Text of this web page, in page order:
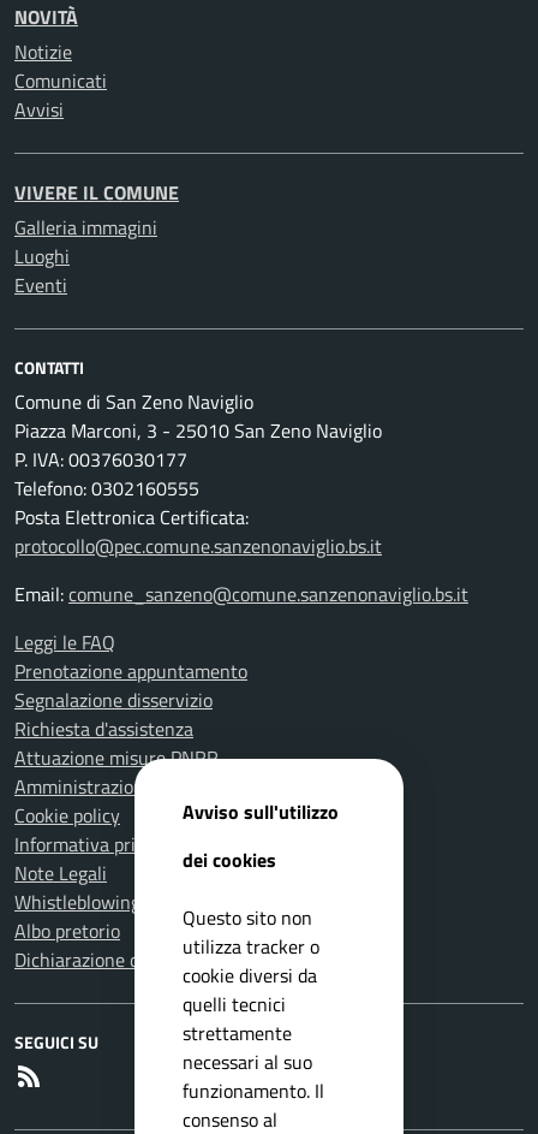
NOVITÀ
Notizie
Comunicati
Avvisi
VIVERE IL COMUNE
Galleria immagini
Luoghi
Eventi
CONTATTI
Comune di San Zeno Naviglio
Piazza Marconi, 3 - 25010 San Zeno Naviglio
P. IVA: 00376030177
Telefono: 0302160555
Posta Elettronica Certificata:
protocollo@pec.comune.sanzenonaviglio.bs.it
Email:comune_sanzeno@comune.sanzenonaviglio.bs.it
Leggi le FAQ
Prenotazione appuntamento
Segnalazione disservizio
Richiesta d'assistenza
Attuazione misure PNRR
Amministrazione trasparente
Cookie policy
Informativa privacy
Note Legali
Whistleblowing
Albo pretorio
Dichiarazione di accessibilità
SEGUICI SU
Avviso sull'utilizzo
dei cookies
Questo sito non
utilizza tracker o
cookie diversi da
quelli tecnici
strettamente
necessari al suo
funzionamento. Il
consenso al